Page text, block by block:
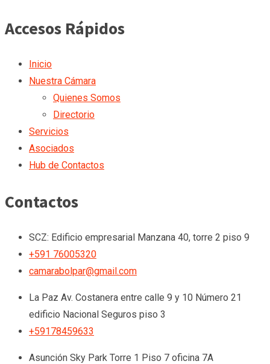
Accesos Rápidos
Inicio
Nuestra Cámara
Quienes Somos
Directorio
Servicios
Asociados
Hub de Contactos
Contactos
SCZ: Edificio empresarial Manzana 40, torre 2 piso 9
+591 76005320
camarabolpar@gmail.com
La Paz Av. Costanera entre calle 9 y 10 Número 21
edificio Nacional Seguros piso 3
+59178459633
Asunción Sky Park Torre 1 Piso 7 oficina 7A